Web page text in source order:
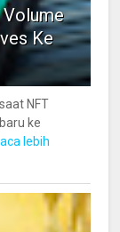
Volume
Ke
NFT
ke
lebih